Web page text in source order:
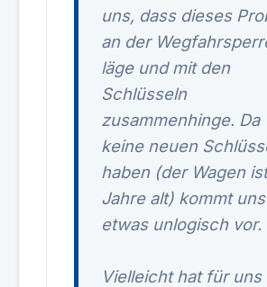
uns, dass dieses
an der
läge und mit den
Schlüsseln
zusammenhinge. Da
keine neuen
haben (der Wagen
Jahre alt) kommt
etwas unlogisch vor.
Vielleicht hat für uns